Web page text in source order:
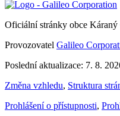
Oficiální stránky obce
Provozovatel Galileo
Poslední aktualizace: 7. 8.
Změna vzhledu, Struktura
Prohlášení o přístupnosti,